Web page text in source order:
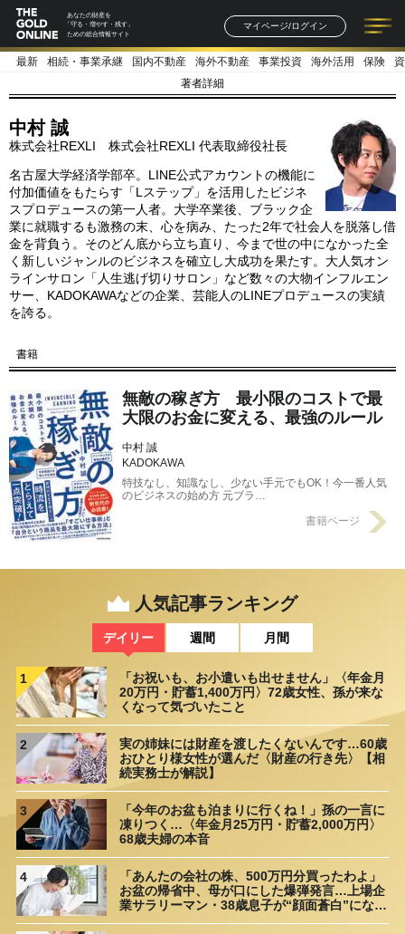
あなたの財産を
「守る・増やす・残す」
ための総合情報サイト
マイページ/ログイン
記事一覧 連載一覧
著者一覧 書籍一覧
最新 相続・事業承継 国内不動産 海外不動産 事業投資 海外活用 保険
著者詳細
中村 誠
株式会社REXLI 株式会社REXLI 代表取締役社長
名古屋大学経済学部卒。LINE公式アカウントの機能に
付加価値をもたらす「Lステップ」を活用したビジネ
スプロデュースの第一人者。大学卒業後、ブラック企
業に就職するも激務の末、心を病み、たった2年で社会人を脱落し借
金を背負う。そのどん底から立ち直り、今まで世の中になかった全
く新しいジャンルのビジネスを確立し大成功を果たす。大人気オン
ラインサロン「人生逃げ切りサロン」など数々の大物インフルエン
サー、KADOKAWAなどの企業、芸能人のLINEプロデュースの実績
を誇る。
書籍
無敵の稼ぎ方 最小限のコストで最
大限のお金に変える、最強のルール
中村 誠
KADOKAWA
特技なし、知識なし、少ない手元でもOK！今一番人気
のビジネスの始め方 元ブラ…
書籍ページ
人気記事ランキング
デイリー 週間 月間
1
「お祝いも、お小遣いも出せません」〈年金月
20万円・貯蓄1,400万円〉72歳女性、孫が来な
くなって気づいたこと
2
実の姉妹には財産を渡したくないんです…60歳
おひとり様女性が選んだ〈財産の行き先〉【相
続実務士が解説】
3
「今年のお盆も泊まりに行くね！」孫の一言に
凍りつく…〈年金月25万円・貯蓄2,000万円〉
68歳夫婦の本音
4
「あんたの会社の株、500万円分買ったわよ」
お盆の帰省中、母が口にした爆弾発言…上場企
業サラリーマン・38歳息子が“顔面蒼白”になっ